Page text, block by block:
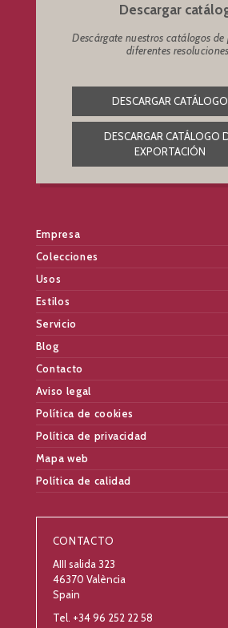
Descargar
Descárgate nuestros catálogos
diferentes
DESCARGAR CATÁLOGO
DESCARGAR CATÁLOGO
EXPORTACIÓN
Empresa
Colecciones
Usos
Estilos
Servicio
Blog
Contacto
Aviso legal
Política de cookies
Política de privacidad
Mapa web
Política de calidad
CONTACTO
AIII salida 323
46370 València
Spain
Tel. +34 96 252 22 58